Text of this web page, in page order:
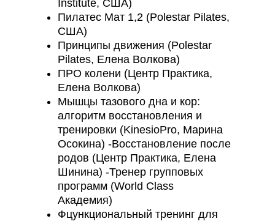
Institute, США)
Пилатес Мат 1,2 (Polestar Pilates,
США)
Принципы движения (Polestar
Pilates, Елена Волкова)
ПРО колени (Центр Практика,
Елена Волкова)
Мышцы тазового дна и кор:
алгоритм восстановления и
тренировки (KinesioPro, Марина
Осокина) -Восстановление после
родов (Центр Практика, Елена
Шинина) -Тренер групповых
программ (World Class
Академия)
Фцункциональный тренинг для